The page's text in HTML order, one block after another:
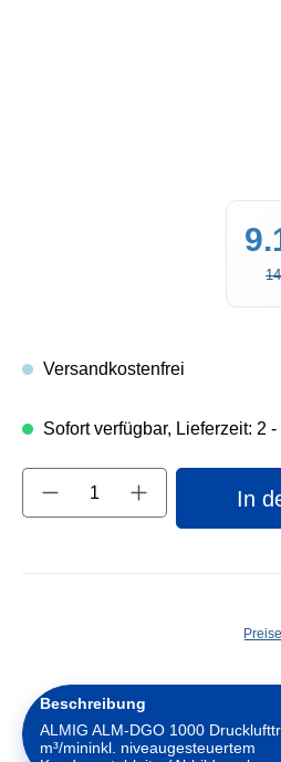
Versandkostenfrei
Sofort verfügbar, Lieferzeit: 2 -
Produkt Anzahl: Gib
In
Beschreibung
ALMIG ALM-DGO 1000
m³/mininkl. niveaugesteuertem